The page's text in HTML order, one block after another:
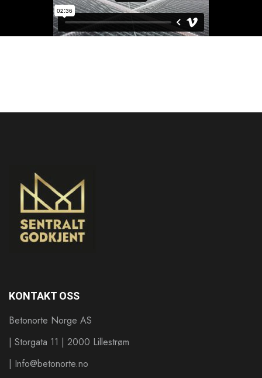
KONTAKT OSS
Betonorte Norge AS
| Storgata 11 | 2000 Lillestrøm
| Info@betonorte.no